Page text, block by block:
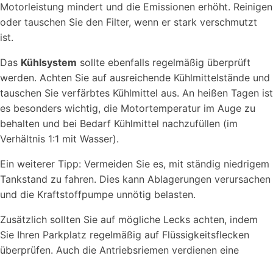
Motorleistung mindert und die Emissionen erhöht. Reinigen
oder tauschen Sie den Filter, wenn er stark verschmutzt
ist.
Das Kühlsystem sollte ebenfalls regelmäßig überprüft
werden. Achten Sie auf ausreichende Kühlmittelstände und
tauschen Sie verfärbtes Kühlmittel aus. An heißen Tagen ist
es besonders wichtig, die Motortemperatur im Auge zu
behalten und bei Bedarf Kühlmittel nachzufüllen (im
Verhältnis 1:1 mit Wasser).
Ein weiterer Tipp: Vermeiden Sie es, mit ständig niedrigem
Tankstand zu fahren. Dies kann Ablagerungen verursachen
und die Kraftstoffpumpe unnötig belasten.
Zusätzlich sollten Sie auf mögliche Lecks achten, indem
Sie Ihren Parkplatz regelmäßig auf Flüssigkeitsflecken
überprüfen. Auch die Antriebsriemen verdienen eine